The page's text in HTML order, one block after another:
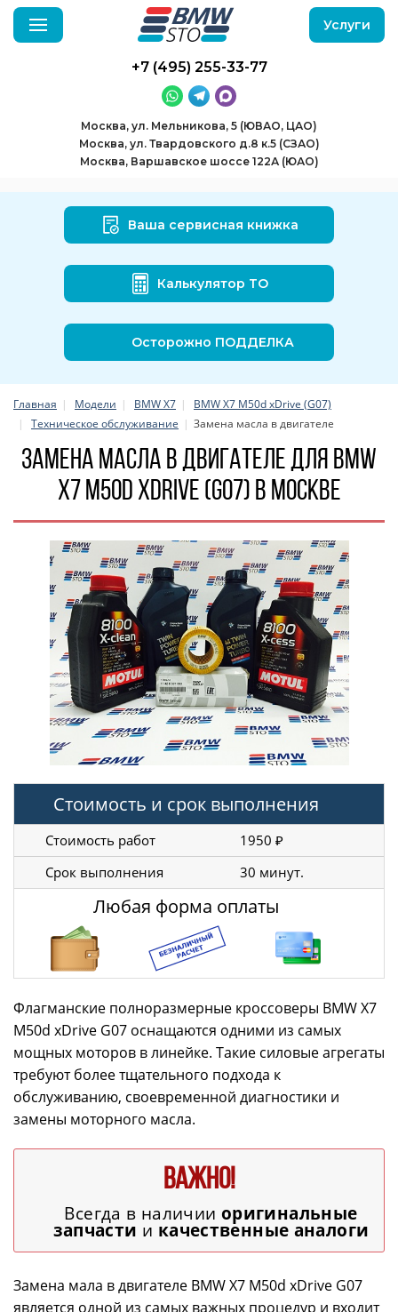
+7 (495) 255-33-77
Москва, ул. Мельникова, 5 (ЮВАО, ЦАО)
Москва, ул. Твардовского д.8 к.5 (СЗАО)
Москва, Варшавское шоссе 122А (ЮАО)
Услуги
Ваша сервисная книжка
Калькулятор ТО
Осторожно ПОДДЕЛКА
Главная Модели BMW X7
BMW X7 M50d xDrive (G07)
Техническое обслуживание
Замена масла в двигателе
Замена масла в двигателе для BMW
X7 M50d xDrive (G07) в Москве
Стоимость и срок выполнения
Стоимость работ
1950 ₽
Срок выполнения
30 минут.
Любая форма оплаты
Флагманские полноразмерные кроссоверы BMW X7
M50d xDrive G07 оснащаются одними из самых
мощных моторов в линейке. Такие силовые агрегаты
требуют более тщательного подхода к
обслуживанию, своевременной диагностики и
замены моторного масла.
ВАЖНО!
Всегда в наличии оригинальные
запчасти и качественные аналоги
Замена мала в двигателе BMW X7 M50d xDrive G07
является одной из самых важных процедур и входит